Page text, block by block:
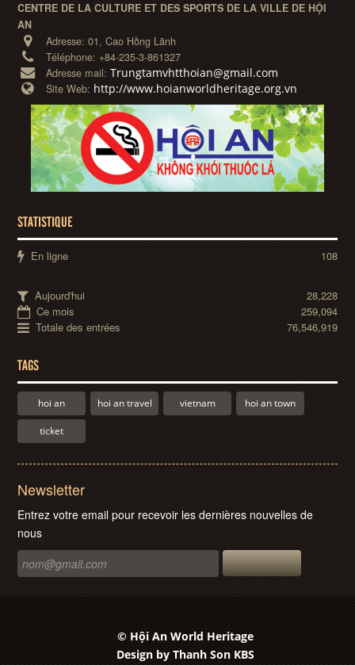
CENTRE DE LA CULTURE ET DES SPORTS DE LA VILLE DE HỘI
AN
Adresse:01, Cao Hồng Lãnh
Téléphone:+84-235-3-861327
Adresse mail:Trungtamvhtthoian@gmail.com
Site Web: http://www.hoianworldheritage.org.vn
STATISTIQUE
En ligne 108
Aujourd'hui
28,228
Ce mois
259,094
Totale des entrées
76,546,919
TAGS
hoi an hoi an travel vietnam hoi an town
ticket
Newsletter
Entrez votre email pour recevoir les dernières nouvelles de
nous
© Hội An World Heritage
Design by Thanh Son KBS